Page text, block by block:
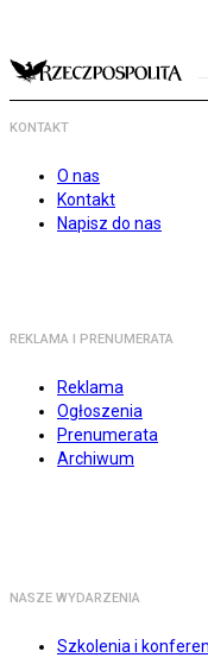
KONTAKT
O nas
Kontakt
Napisz do nas
REKLAMA I PRENUMERATA
Reklama
Ogłoszenia
Prenumerata
Archiwum
NASZE WYDARZENIA
Szkolenia i